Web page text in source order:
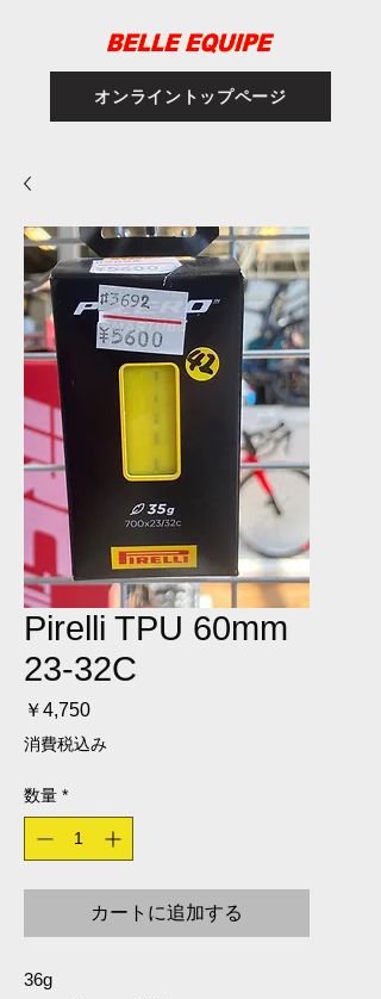
オンライントップページ
Pirelli TPU 60mm
23-32C
￥4,750価格
消費税込み
数量 *
カートに追加する
36g